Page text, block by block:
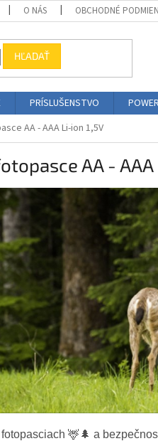
O NÁS OBCHODNÉ
HĽADAŤ
PRÍSLUŠENSTVO
AA - AAA Li-ion 1,5V
AA - AAA
🦌🌲 a